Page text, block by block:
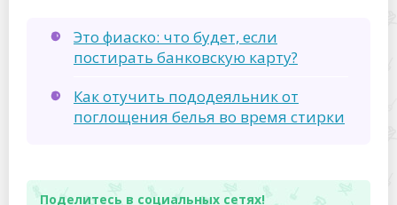
Это фиаско: что будет, если
постирать банковскую карту?
Как отучить пододеяльник от
поглощения белья во время стирки
Поделитесь в социальных сетях!